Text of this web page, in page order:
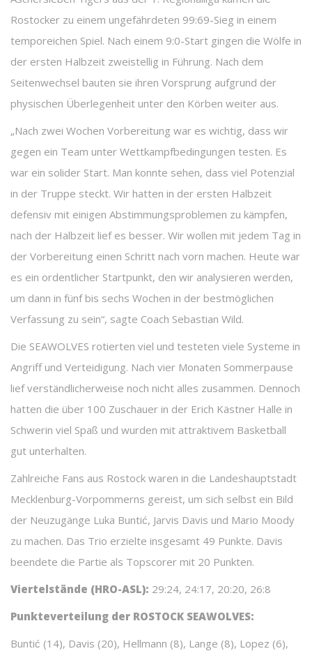
Rostocker zu einem ungefährdeten 99:69-Sieg in einem
temporeichen Spiel. Nach einem 9:0-Start gingen die Wölfe in
der ersten Halbzeit zweistellig in Führung. Nach dem
Seitenwechsel bauten sie ihren Vorsprung aufgrund der
physischen Überlegenheit unter den Körben weiter aus.
„Nach zwei Wochen Vorbereitung war es wichtig, dass wir
gegen ein Team unter Wettkampfbedingungen testen. Es
war ein solider Start. Man konnte sehen, dass viel Potenzial
in der Truppe steckt. Wir hatten in der ersten Halbzeit
defensiv mit einigen Abstimmungsproblemen zu kämpfen,
nach der Halbzeit lief es besser. Wir wollen mit jedem Tag in
der Vorbereitung einen Schritt nach vorn machen. Heute war
es ein ordentlicher Startpunkt, den wir analysieren werden,
um dann in fünf bis sechs Wochen in der bestmöglichen
Verfassung zu sein“, sagte Coach Sebastian Wild.
Die SEAWOLVES rotierten viel und testeten viele Systeme in
Angriff und Verteidigung. Nach vier Monaten Sommerpause
lief verständlicherweise noch nicht alles zusammen. Dennoch
hatten die über 100 Zuschauer in der Erich Kästner Halle in
Schwerin viel Spaß und wurden mit attraktivem Basketball
gut unterhalten.
Zahlreiche Fans aus Rostock waren in die Landeshauptstadt
Mecklenburg-Vorpommerns gereist, um sich selbst ein Bild
der Neuzugänge Luka Buntić, Jarvis Davis und Mario Moody
zu machen. Das Trio erzielte insgesamt 49 Punkte. Davis
beendete die Partie als Topscorer mit 20 Punkten.
Viertelstände (HRO-ASL): 29:24, 24:17, 20:20, 26:8
Punkteverteilung der ROSTOCK SEAWOLVES:
Buntić (14), Davis (20), Hellmann (8), Lange (8), Lopez (6),